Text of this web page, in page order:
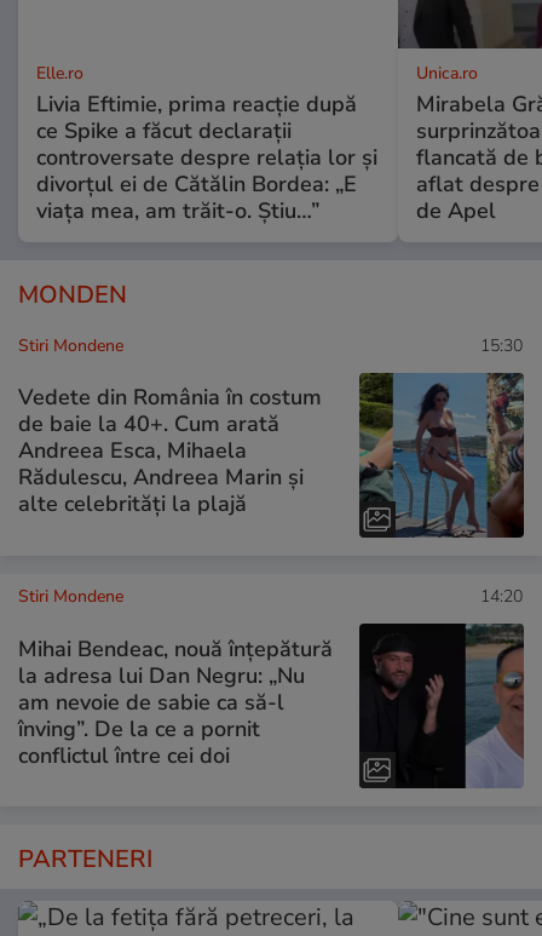
Elle.ro
Livia Eftimie, prima reacție după
ce Spike a făcut declarații
controversate despre relația lor și
divorțul ei de Cătălin Bordea: „E
viața mea, am trăit-o. Știu…”
Unica.ro
Mirabela
flancată de
aflat
de Apel
MONDEN
Stiri Mondene 15:30
Vedete din România în costum
de baie la 40+. Cum arată
Andreea Esca, Mihaela
Rădulescu, Andreea Marin și
alte celebrități la plajă
Stiri Mondene 14:20
Mihai Bendeac, nouă înțepătură
la adresa lui Dan Negru: „Nu
am nevoie de sabie ca să-l
înving”. De la ce a pornit
conflictul între cei doi
PARTENERI